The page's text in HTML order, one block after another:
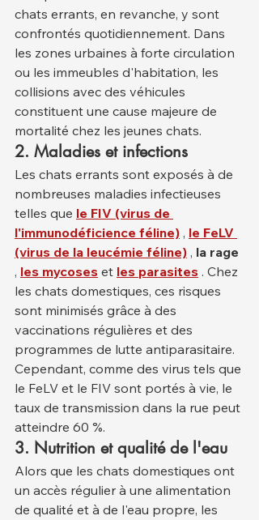
chats errants, en revanche, y sont
confrontés quotidiennement. Dans
les zones urbaines à forte circulation
ou les immeubles d'habitation, les
collisions avec des véhicules
constituent une cause majeure de
mortalité chez les jeunes chats.
2. Maladies et infections
Les chats errants sont exposés à de
nombreuses maladies infectieuses
telles que le FIV (virus de
l'immunodéficience féline) , le FeLV
(virus de la leucémie féline) , la rage
, les mycoses et les parasites . Chez
les chats domestiques, ces risques
sont minimisés grâce à des
vaccinations régulières et des
programmes de lutte antiparasitaire.
Cependant, comme des virus tels que
le FeLV et le FIV sont portés à vie, le
taux de transmission dans la rue peut
atteindre 60 %.
3. Nutrition et qualité de l'eau
Alors que les chats domestiques ont
un accès régulier à une alimentation
de qualité et à de l'eau propre, les